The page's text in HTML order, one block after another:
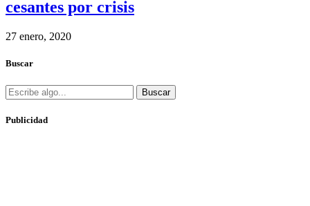
cesantes por crisis
27 enero, 2020
Buscar
Buscar
Publicidad